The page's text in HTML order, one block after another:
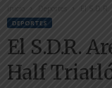
Inicio El
DEPORTES
El S.D.R.
Half